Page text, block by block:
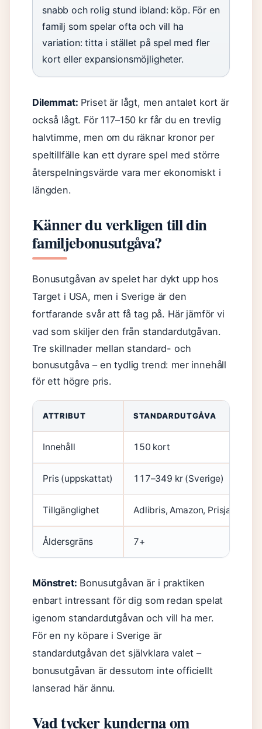
snabb och rolig stund ibland: köp. För en
familj som spelar ofta och vill ha
variation: titta i stället på spel med fler
kort eller expansionsmöjligheter.
Dilemmat: Priset är lågt, men antalet kort är
också lågt. För 117–150 kr får du en trevlig
halvtimme, men om du räknar kronor per
speltillfälle kan ett dyrare spel med större
återspelningsvärde vara mer ekonomiskt i
längden.
Känner du verkligen till din
familjebonusutgåva?
Bonusutgåvan av spelet har dykt upp hos
Target i USA, men i Sverige är den
fortfarande svår att få tag på. Här jämför vi
vad som skiljer den från standardutgåvan.
Tre skillnader mellan standard- och
bonusutgåva – en tydlig trend: mer innehåll
för ett högre pris.
ATTRIBUT STANDARDUTGÅVA
Innehåll 150 kort
Pris (uppskattat) 117–349 kr (Sverige)
Tillgänglighet Adlibris, Amazon, Prisjakt,
Åldersgräns 7+
Mönstret: Bonusutgåvan är i praktiken
enbart intressant för dig som redan spelat
igenom standardutgåvan och vill ha mer.
För en ny köpare i Sverige är
standardutgåvan det självklara valet –
bonusutgåvan är dessutom inte officiellt
lanserad här ännu.
Vad tycker kunderna om